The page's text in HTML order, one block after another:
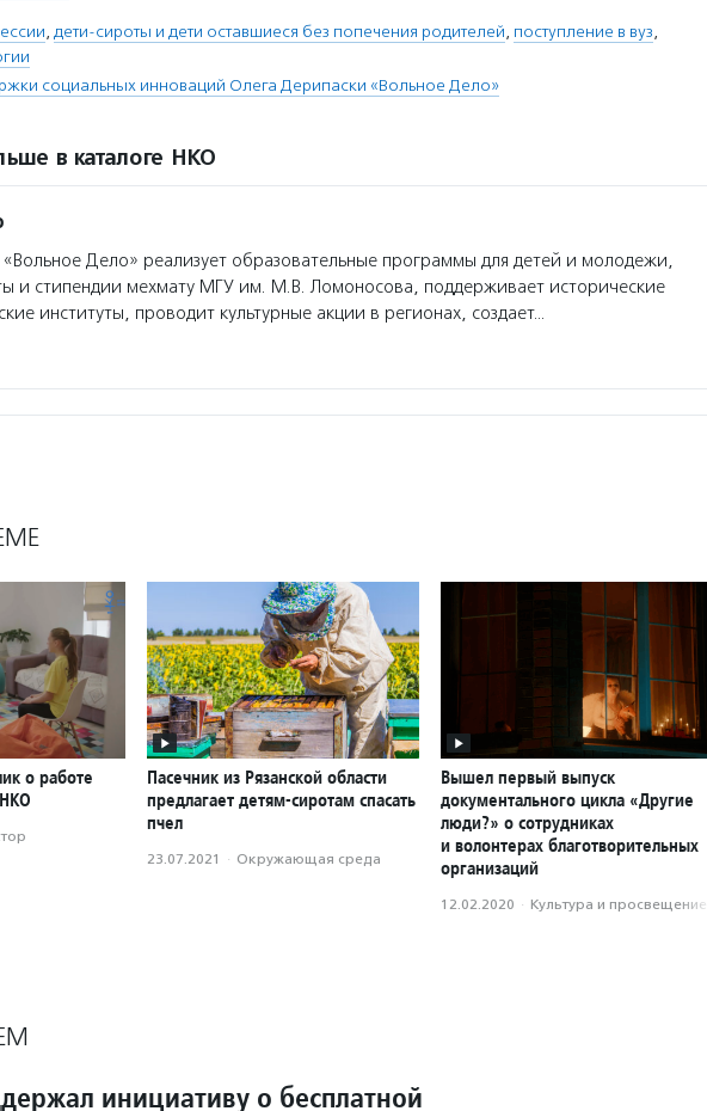
, дети-сироты и дети оставшиеся без попечения родителей, поступление в вуз,
социальных инноваций Олега Дерипаски «Вольное Дело»
в каталоге НКО
Дело» реализует образовательные программы для детей и молодежи,
и стипендии мехмату МГУ им. М.В. Ломоносова, поддерживает исторические
институты, проводит культурные акции в регионах, создает…
о работе
Пасечник из Рязанской области
предлагает детям-сиротам спасать
пчел
23.07.2021 · Окружающая среда
Вышел первый выпуск
документального цикла «Другие
люди?» о сотрудниках
и волонтерах благотворительных
организаций
12.02.2020 · Культура и просвещение
инициативу о бесплатной